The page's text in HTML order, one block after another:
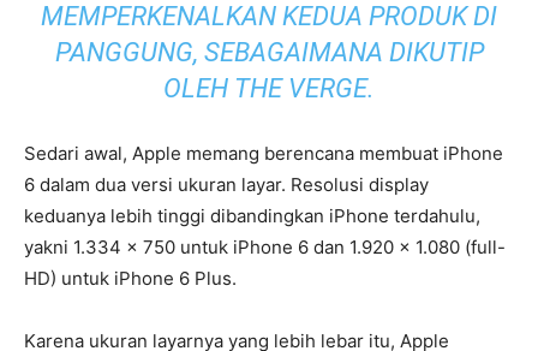
MEMPERKENALKAN KEDUA PRODUK DI
PANGGUNG, SEBAGAIMANA DIKUTIP
OLEH THE VERGE.
Sedari awal, Apple memang berencana membuat iPhone
6 dalam dua versi ukuran layar. Resolusi display
keduanya lebih tinggi dibandingkan iPhone terdahulu,
yakni 1.334 x 750 untuk iPhone 6 dan 1.920 x 1.080 (full-
HD) untuk iPhone 6 Plus.
Karena ukuran layarnya yang lebih lebar itu, Apple